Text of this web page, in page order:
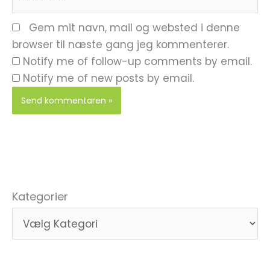
Gem mit navn, mail og websted i denne
browser til næste gang jeg kommenterer.
Notify me of follow-up comments by email.
Notify me of new posts by email.
Kategorier